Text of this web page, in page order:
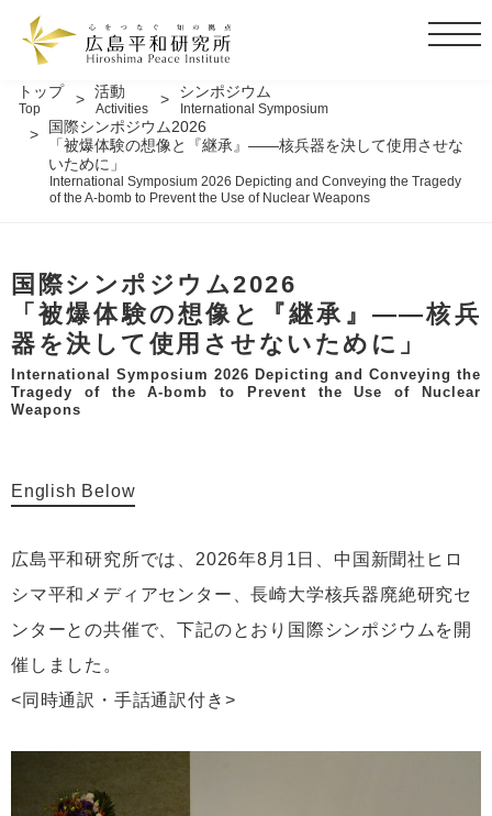
t
l
n
a
i
o
トップ
Top
活動
Activities
シンポジウム
International Symposium
国際シンポジウム2026
「被爆体験の想像と『継承』――核兵器を決して使用させな
いために」
International Symposium 2026 Depicting and Conveying the Tragedy
of the A-bomb to Prevent the Use of Nuclear Weapons
国際シンポジウム2026
「被爆体験の想像と『継承』――核兵
器を決して使用させないために」
International Symposium 2026 Depicting and Conveying the
Tragedy of the A-bomb to Prevent the Use of Nuclear
Weapons
English Below
広島平和研究所では、2026年8月1日、中国新聞社ヒロ
シマ平和メディアセンター、長崎大学核兵器廃絶研究セ
ンターとの共催で、下記のとおり国際シンポジウムを開
催しました。
<同時通訳・手話通訳付き>